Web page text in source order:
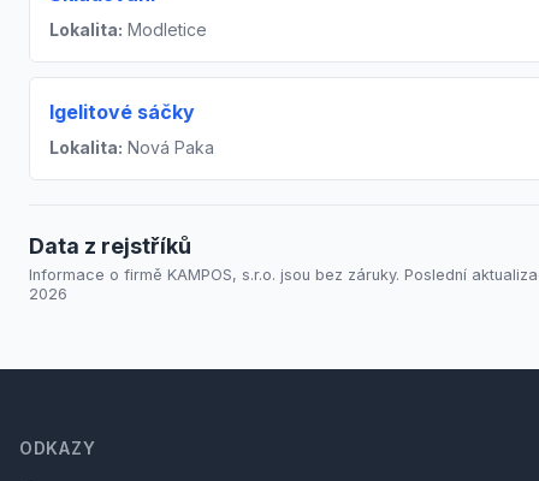
Lokalita: Modletice
Igelitové sáčky
Lokalita: Nová Paka
Data z rejstříků
Informace o firmě KAMPOS, s.r.o. jsou bez záruky. Poslední
2026
ODKAZY